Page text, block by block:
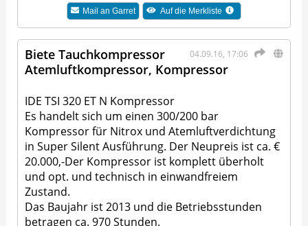
Mail anGarret Auf die Merkliste
04.09.16, 17:06
Biete Tauchkompressor
Atemluftkompressor, Kompressor
IDE TSI 320 ET N Kompressor
Es handelt sich um einen 300/200 bar
Kompressor für Nitrox und Atemluftverdichtung
in Super Silent Ausführung. Der Neupreis ist ca. €
20.000,-Der Kompressor ist komplett überholt
und opt. und technisch in einwandfreiem
Zustand.
Das Baujahr ist 2013 und die Betriebsstunden
betragen ca. 970 Stunden.